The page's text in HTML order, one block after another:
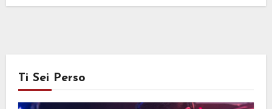
Ti Sei Perso